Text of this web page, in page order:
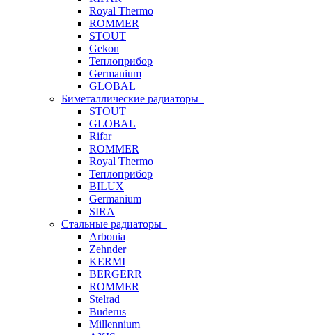
Royal Thermo
ROMMER
STOUT
Gekon
Теплоприбор
Germanium
GLOBAL
Биметаллические радиаторы
STOUT
GLOBAL
Rifar
ROMMER
Royal Thermo
Теплоприбор
BILUX
Germanium
SIRA
Стальные радиаторы
Arbonia
Zehnder
KERMI
BERGERR
ROMMER
Stelrad
Buderus
Millennium